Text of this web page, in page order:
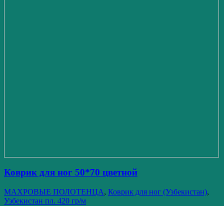
Коврик для ног 50*70 цветной
МАХРОВЫЕ ПОЛОТЕНЦА, Коврик для ног (Узбекистан),
Узбекистан пл. 420 гр/м